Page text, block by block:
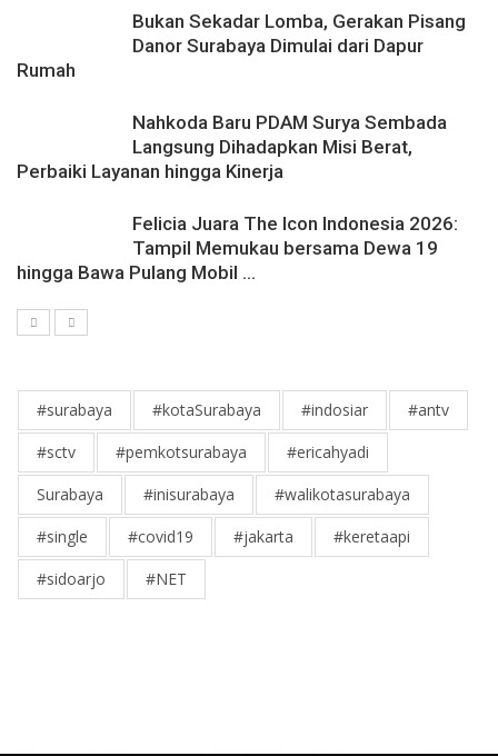
Bukan Sekadar Lomba, Gerakan Pisang
Danor Surabaya Dimulai dari Dapur
Rumah
Nahkoda Baru PDAM Surya Sembada
Langsung Dihadapkan Misi Berat,
Perbaiki Layanan hingga Kinerja
Felicia Juara The Icon Indonesia 2026:
Tampil Memukau bersama Dewa 19
hingga Bawa Pulang Mobil ...
#surabaya #kotaSurabaya #indosiar
#antv
#sctv
#pemkotsurabaya
#ericahyadi
Surabaya
#inisurabaya
#walikotasurabaya
#single
#covid19 #jakarta
#keretaapi
#sidoarjo
#NET